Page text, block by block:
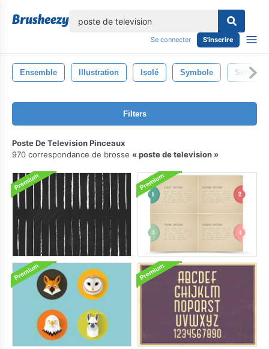
Se connecter S'inscrire
Ensemble Illustration Isolé Symbole
Filters
Poste De Television Pinceaux
970 correspondance de brosse
poste de television